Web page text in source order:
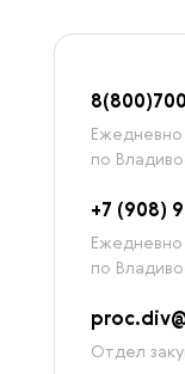
8(800)7
по
+7 (908)
по
Отдел